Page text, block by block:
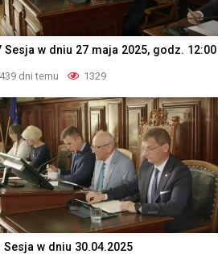
Sesja w dniu 27 maja 2025, godz. 12:00
439 dni temu 1329
Sesja w dniu 30.04.2025